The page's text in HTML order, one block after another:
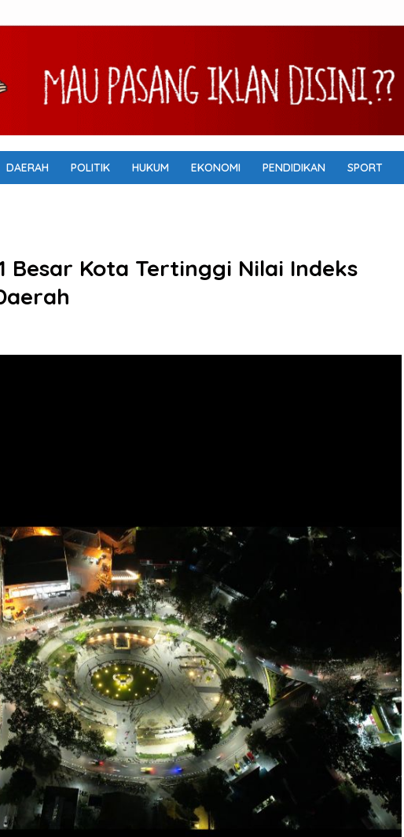
DAERAH POLITIK HUKUM EKONOMI PENDIDIKAN SPORT
Besar Kota Tertinggi Nilai Indeks